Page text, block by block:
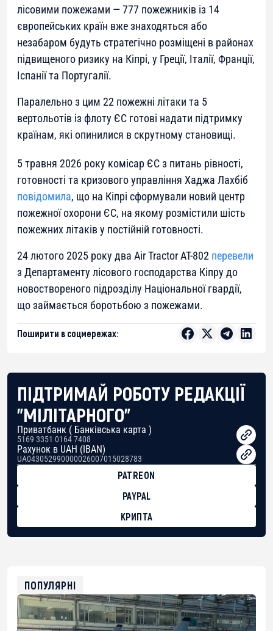
лісовими пожежами — 777 пожежників із 14
європейських країн вже знаходяться або
незабаром будуть стратегічно розміщені в районах
підвищеного ризику на Кіпрі, у Греції, Італії, Франції,
Іспанії та Португалії.
Паралельно з цим 22 пожежні літаки та 5
вертольотів із флоту ЄС готові надати підтримку
країнам, які опинилися в скрутному становищі.
5 травня 2026 року комісар ЄС з питань рівності,
готовності та кризового управління Хаджа Лахбіб
повідомила, що на Кіпрі сформували новий центр
пожежної охорони ЄС, на якому розмістили шість
пожежних літаків у постійній готовності.
24 лютого 2025 року два Air Tractor AT-802 перевели
з Департаменту лісового господарства Кіпру до
новоствореного підрозділу Національної гвардії,
що займається боротьбою з пожежами.
Поширити в соцмережах:
ПІДТРИМАЙ РОБОТУ РЕДАКЦІЇ
"МІЛІТАРНОГО"
Приватбанк ( Банківська карта )
5169 3351 0164 7408
Рахунок в UAH (IBAN)
UA043052990000026007015028783
PATREON
PAYPAL
КРИПТА
0xfD02863D3289416fcF50975c9DFda13623f97758
ПОПУЛЯРНІ